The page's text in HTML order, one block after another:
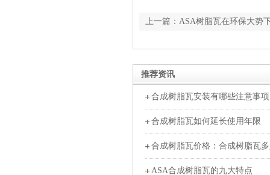
上一篇：ASA树脂瓦在环保大势
推荐资讯
合成树脂瓦安装有哪些注意事项
合成树脂瓦如何延长使用年限
合成树脂瓦价格：合成树脂瓦
ASA合成树脂瓦的九大特点